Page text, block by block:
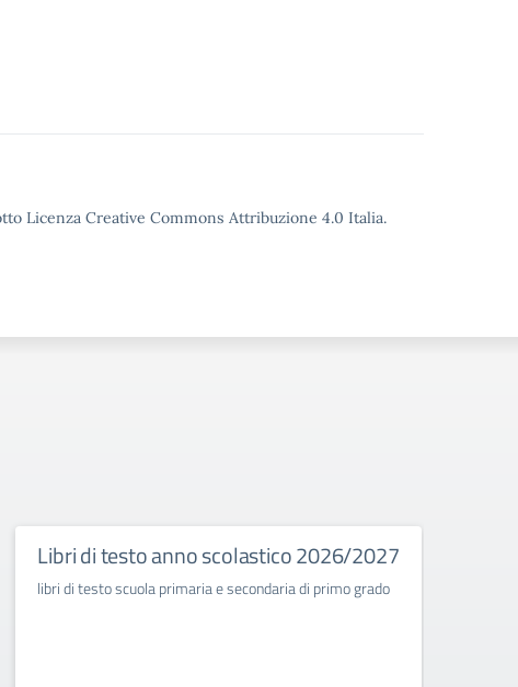
Licenza Creative Commons Attribuzione 4.0 Italia.
Libri di testo anno scolastico 2026/2027
libri di testo scuola primaria e secondaria di primo grado